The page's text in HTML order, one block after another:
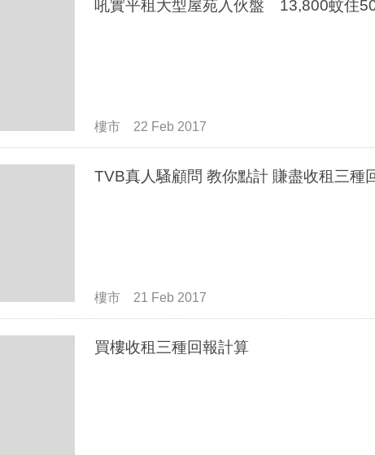
吼實平租大型屋苑入伙盤 13,800蚊住
樓市 22 Feb 2017
TVB真人騷顧問 教你點計 賺盡收租三種
樓市 21 Feb 2017
買樓收租三種回報計算